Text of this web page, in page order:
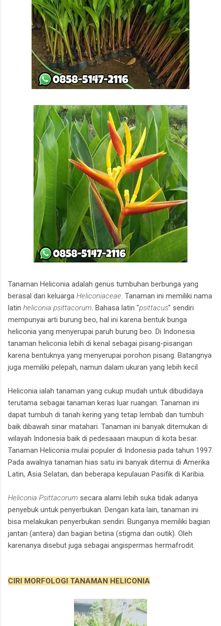
Tanaman Heliconia adalah genus tumbuhan berbunga yang
berasal dari keluarga Heliconiaceae . Tanaman ini memiliki nama
latin heliconia psittacorum . Bahasa latin "psittacus" sendiri
mempunyai arti burung beo, hal ini karena bentuk bunga
heliconia yang menyerupai paruh burung beo. Di Indonesia
tanaman heliconia lebih di kenal sebagai pisang-pisangan
karena bentuknya yang menyerupai porohon pisang. Batangnya
juga memiliki pelepah, namun dalam ukuran yang lebih kecil.
Heliconia ialah tanaman yang cukup mudah untuk dibudidaya
terutama sebagai tanaman keras luar ruangan. Tanaman ini
dapat tumbuh di tanah kering yang tetap lembab dan tumbuh
baik dibawah sinar matahari. Tanaman ini banyak ditemukan di
wilayah Indonesia baik di pedesaaan maupun di kota besar.
Tanaman Heliconia mulai populer di Indonesia pada tahun 1997.
Pada awalnya tanaman hias satu ini banyak ditemui di Amerika
Latin, Asia Selatan, dan beberapa kepulauan Pasifik di Karibia.
Heliconia Psittacorum secara alami lebih suka tidak adanya
penyebuk untuk penyerbukan. Dengan kata lain, tanaman ini
bisa melakukan penyerbukan sendiri. Bunganya memiliki bagian
jantan (antera) dan bagian betina (stigma dan outik). Oleh
karenanya disebut juga sebagai angispermas hermafrodit.
CIRI MORFOLOGI TANAMAN HELICONIA